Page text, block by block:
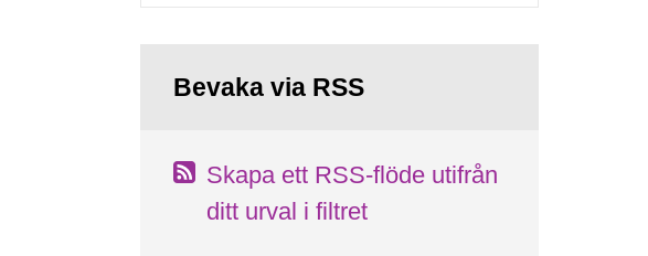
Bevaka via RSS
Skapa ett RSS-flöde utifrån
ditt urval i filtret